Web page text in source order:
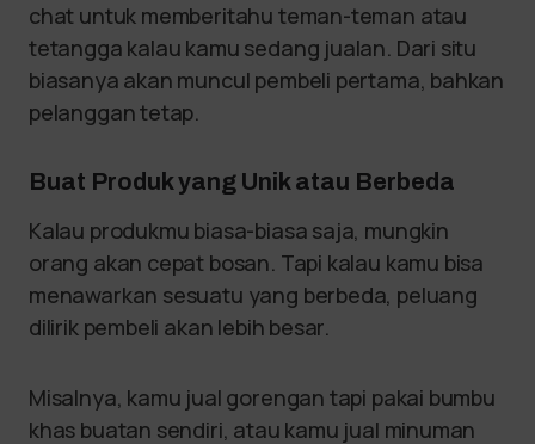
chat untuk memberitahu teman-teman atau
tetangga kalau kamu sedang jualan. Dari situ
biasanya akan muncul pembeli pertama, bahkan
pelanggan tetap.
Buat Produk yang Unik atau Berbeda
Kalau produkmu biasa-biasa saja, mungkin
orang akan cepat bosan. Tapi kalau kamu bisa
menawarkan sesuatu yang berbeda, peluang
dilirik pembeli akan lebih besar.
Misalnya, kamu jual gorengan tapi pakai bumbu
khas buatan sendiri, atau kamu jual minuman